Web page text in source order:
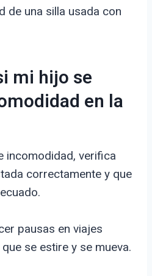
de una silla usada con
mi hijo se
en la
incomodidad, verifica
correctamente y que
pausas en viajes
se estire y se mueva.